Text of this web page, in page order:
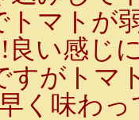
マトが
い感じ
すがトマ
く味わ